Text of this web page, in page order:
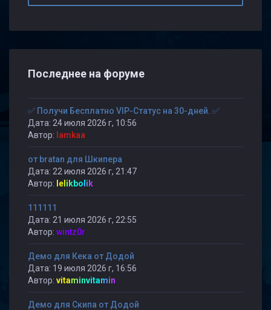
Последнее на форуме
✅ Получи Бесплатно VIP-Статус на 30-дней. ✅
Дата: 24 июля 2026 г, 10:56
Автор: lamkaa
от bratan для Шкипера
Дата: 22 июля 2026 г, 21:47
Автор: lelikbolik
111111
Дата: 21 июля 2026 г, 22:55
Автор: wintz0r
Демо для Кека от Додой
Дата: 19 июля 2026 г, 16:56
Автор: vitaminvitamin
Демо для Скипа от Додой